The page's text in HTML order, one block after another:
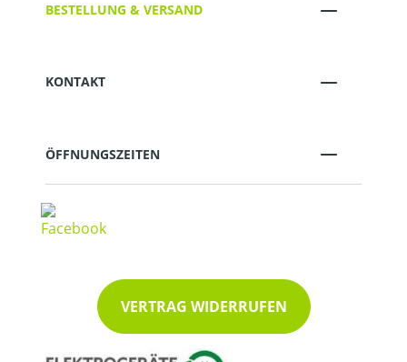
BESTELLUNG & VERSAND
KONTAKT
ÖFFNUNGSZEITEN
VERTRAG WIDERRUFEN